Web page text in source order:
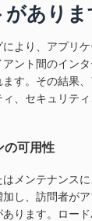
があり
により、アプリ
ント間のイン
す。その結果
、セキュリテ
の可用性
メンテナンス
し、訪問者が
ります。ロー